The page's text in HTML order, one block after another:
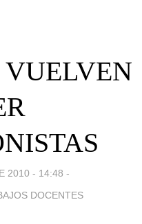
2010 - 14:48 -
DOCENTES